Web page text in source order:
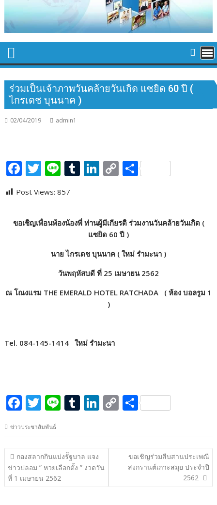
ร่วมเป็นเจ้าภาพวันคล้ายวันเกิด แซยิด 60 ปี (
ไกรเดช บุนนาค )
02/04/2019 admin1
F
e
b
o
T
itt
er
Li
e
T
bl
r
Li
e
dI
C
y
Li
n
k
S
Post Views: 857
ขอเชิญเพื่อนพ้องน้องพี่ ท่านผู้มีเกียรติ ร่วมงานวันคล้ายวันเกิด (
แซยิด 60 ปี )
นาย ไกรเดช บุนนาค ( ใหม่ รำมะนา )
วันพฤหัสบดี ที่ 25 เมษายน 2562
ณ โณงแรม THE EMERALD HOTEL RATCHADA ( ห้อง บอลรูม 1
)
Tel. 084-145-1414 ใหม่ รำมะนา
F
e
b
o
o
T
itt
er
Li
e
T
m
bl
r
Li
k
e
dI
C
p
y
Li
S
ar
e
ข่าวประชาสัมพันธ์
แนะแนว
เรื่อง
กองสลากกินแบ่งรััฐบาล แจง
ข่าวปลอม ” หวยเลือกตั้ง ” งวดวัน
ที่ 1 เมษายน 2562
ขอเชิญร่วมสืบสานประเพณี
สงกรานต์เกาะสมุย ประจำปี
2562